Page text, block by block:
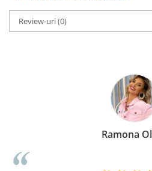
Review-uri(0)
Ramona